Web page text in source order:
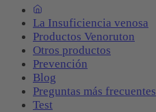
La Insuficiencia venosa
Productos Venoruton
Otros productos
Prevención
Blog
Preguntas más frecuentes
Test